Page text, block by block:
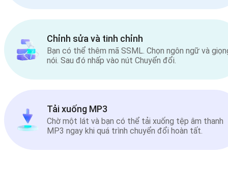
Chỉnh sửa và tinh chỉnh
Bạn có thể thêm mã SSML. Chọn ngôn ngữ và
nói. Sau đó nhấp vào nút Chuyển đổi.
Tải xuống MP3
Chờ một lát và bạn có thể tải xuống tệp âm thanh
MP3 ngay khi quá trình chuyển đổi hoàn tất.